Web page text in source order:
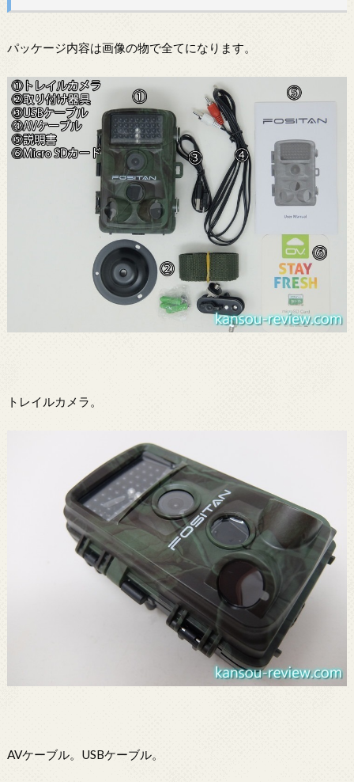
パッケージ内容は画像の物で全てになります。
トレイルカメラ。
AVケーブル。USBケーブル。